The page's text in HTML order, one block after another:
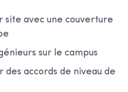
site avec une couverture
sur le campus
des accords de niveau de